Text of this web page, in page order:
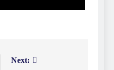
Next: